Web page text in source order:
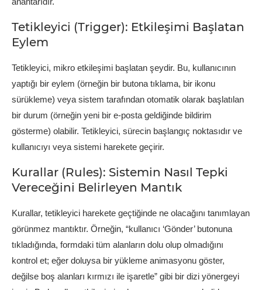
Tetikleyici (Trigger): Etkileşimi Başlatan
Eylem
Tetikleyici, mikro etkileşimi başlatan şeydir. Bu, kullanıcının
yaptığı bir eylem (örneğin bir butona tıklama, bir ikonu
sürükleme) veya sistem tarafından otomatik olarak başlatılan
bir durum (örneğin yeni bir e-posta geldiğinde bildirim
gösterme) olabilir. Tetikleyici, sürecin başlangıç noktasıdır ve
kullanıcıyı veya sistemi harekete geçirir.
Kurallar (Rules): Sistemin Nasıl Tepki
Vereceğini Belirleyen Mantık
Kurallar, tetikleyici harekete geçtiğinde ne olacağını tanımlayan
görünmez mantıktır. Örneğin, “kullanıcı ‘Gönder’ butonuna
tıkladığında, formdaki tüm alanların dolu olup olmadığını
kontrol et; eğer doluysa bir yükleme animasyonu göster,
değilse boş alanları kırmızı ile işaretle” gibi bir dizi yönergeyi